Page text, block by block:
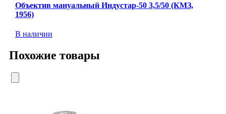
Объектив мануальный Индустар-50 3,5/50 (КМЗ,
1956)
В наличии
Похожие товары